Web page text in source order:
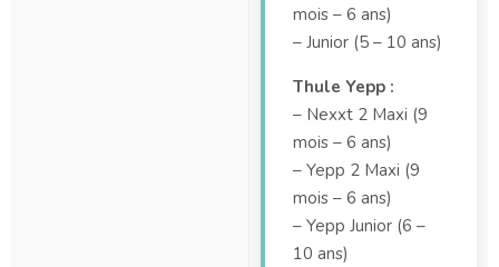
mois – 6 ans)
– Junior (5 – 10 ans)
Thule Yepp :
– Nexxt 2 Maxi (9
mois – 6 ans)
– Yepp 2 Maxi (9
mois – 6 ans)
– Yepp Junior (6 –
10 ans)